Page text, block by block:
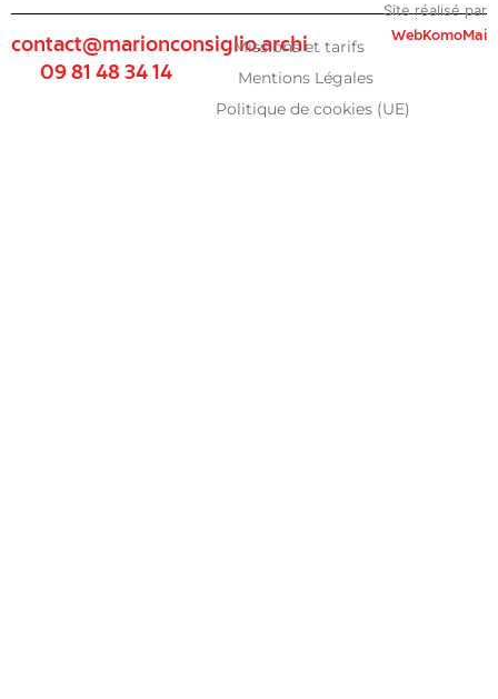
contact@marionconsiglio.archi
09 81 48 34 14
Missions et tarifs
Mentions Légales
Politique de cookies (UE)
Site réalisé par
WebKomoMai